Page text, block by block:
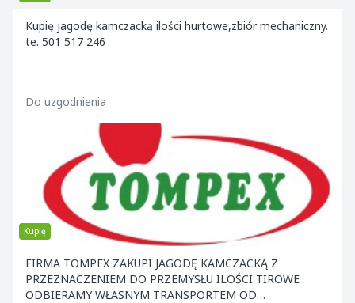
Kupię jagodę kamczacką ilości hurtowe,zbiór mechaniczny.
te. 501 517 246
Do uzgodnienia
Kupię
FIRMA TOMPEX ZAKUPI JAGODĘ KAMCZACKĄ Z
PRZEZNACZENIEM DO PRZEMYSŁU ILOŚCI TIROWE
ODBIERAMY WŁASNYM TRANSPORTEM OD